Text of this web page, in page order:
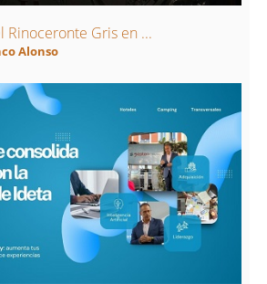
Rinoceronte Gris en ...
Alonso